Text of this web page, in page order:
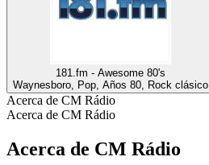
181.fm - Awesome 80's
Waynesboro, Pop, Años 80, Rock clásico
Acerca de CM Rádio
Acerca de CM Rádio
Acerca de CM Rádio